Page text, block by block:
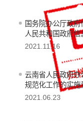
国务院办公厅政
人民共和国政府
2021.11.16
云南省人民政府
规范化工作的实施
2021.06.23